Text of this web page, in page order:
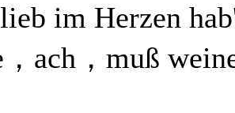
im Herzen
ach，muß